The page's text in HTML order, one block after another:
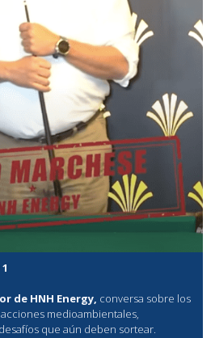
de HNH Energy, conversa sobre los
medioambientales,
que aún deben sortear.